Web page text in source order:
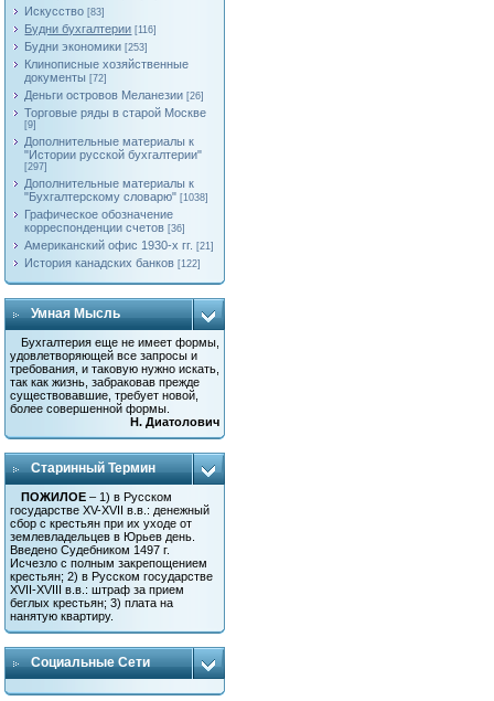
Искусство [83]
Будни бухгалтерии [116]
Будни экономики [253]
Клинописные хозяйственные
документы [72]
Деньги островов Меланезии [26]
Торговые ряды в старой Москве
[9]
Дополнительные материалы к
"Истории русской бухгалтерии"
[297]
Дополнительные материалы к
"Бухгалтерскому словарю" [1038]
Графическое обозначение
корреспонденции счетов [36]
Американский офис 1930-х гг. [21]
История канадских банков [122]
Умная Мысль
Бухгалтерия еще не имеет формы,
удовлетворяющей все запросы и
требования, и таковую нужно искать,
так как жизнь, забраковав прежде
существовавшие, требует новой,
более совершенной формы.
Н. Диатолович
Старинный Термин
ПОЖИЛОЕ – 1) в Русском
государстве XV-XVII в.в.: денежный
сбор с крестьян при их уходе от
землевладельцев в Юрьев день.
Введено Судебником 1497 г.
Исчезло с полным закрепощением
крестьян; 2) в Русском государстве
XVII-XVIII в.в.: штраф за прием
беглых крестьян; 3) плата на
нанятую квартиру.
Социальные Сети